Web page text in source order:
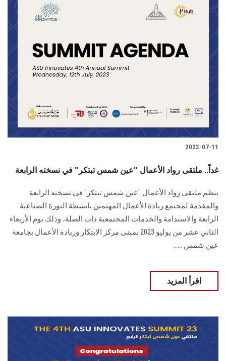
2023-07-11
غداً.. ملتقى رواد الأعمال "عين شمس تبتكر" في نسخته الرابعة
ينظم ملتقى رواد الأعمال "عين شمس تبتكر" في نسخته الرابعة
والمقدمة لمجتمع ريادة الأعمال المهتمين بأنشطة الثورة الصناعية
الرابعة والاستدامة والخدمات المجتمعية ذات الصلة، وذلك يوم الأربعاء
الثاني عشر من يوليو 2023 بمبنى مركز الابتكار وريادة الأعمال بجامعة
عين شمس ......
اقرأ المزيد